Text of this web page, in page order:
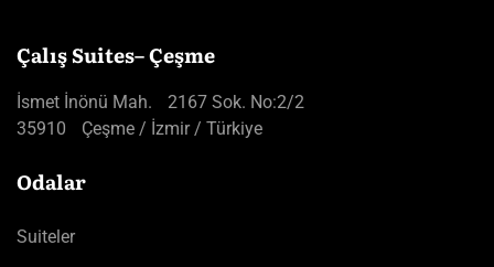
Çalış Suites– Çeşme
İsmet İnönü Mah. 2167 Sok. No:2/2
35910 Çeşme / İzmir / Türkiye
Odalar
Suiteler